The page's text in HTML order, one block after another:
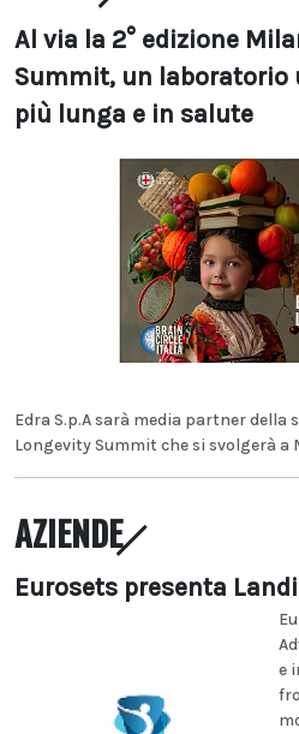
Al via la 2° edizione
Summit, un laboratorio
più lunga e in salute
Edra S.p.A sarà media partner della
Longevity Summit che si svolgerà a
AZIENDE
Eurosets presenta
e